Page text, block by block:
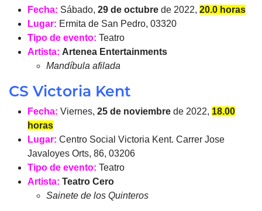
Fecha: Sábado, 29 de octubre de 2022, 20.0 horas
Lugar: Ermita de San Pedro, 03320
Tipo de evento: Teatro
Artista: Artenea Entertainments
Mandíbula afilada
CS Victoria Kent
Fecha: Viernes, 25 de noviembre de 2022, 18.00
horas
Lugar: Centro Social Victoria Kent. Carrer Jose
Javaloyes Orts, 86, 03206
Tipo de evento: Teatro
Artista: Teatro Cero
Sainete de los Quinteros